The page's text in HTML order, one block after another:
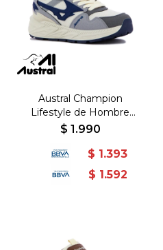
Austral Champion
Lifestyle de Hombre
SEUL - Blanco/Azul -
$ 1.990
$ 1.393
$ 1.592